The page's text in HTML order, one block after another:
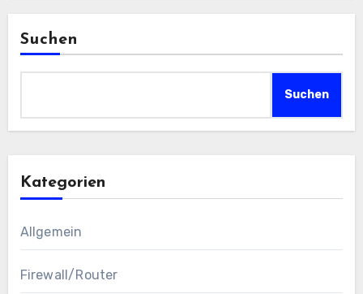
Suchen
Suchen
Kategorien
Allgemein
Firewall/Router